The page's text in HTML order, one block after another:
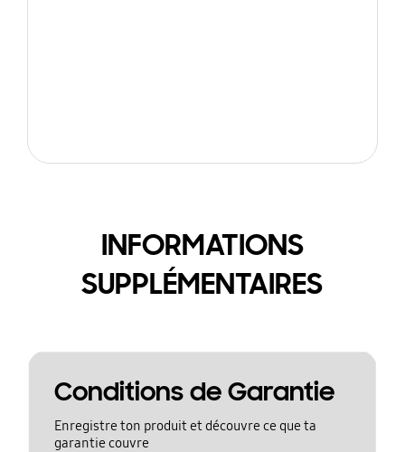
INFORMATIONS
SUPPLÉMENTAIRES
Conditions de Garantie
Enregistre ton produit et découvre ce que ta
garantie couvre